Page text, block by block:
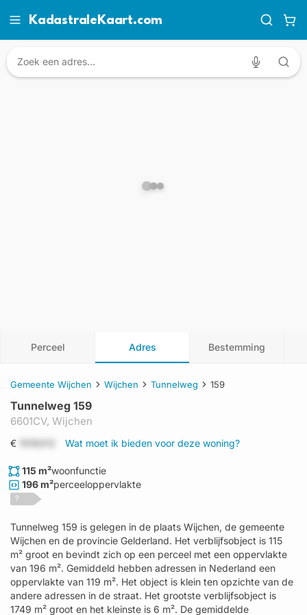
KadastraleKaart.com
Perceel Adres Bestemming
Gemeente Wijchen Wijchen Tunnelweg 159
Tunnelweg 159
6601CV, Wijchen
€ Wat moet ik bieden voor deze woning?
115 m²woonfunctie
196 m²perceeloppervlakte
?
Tunnelweg 159 is gelegen in de plaats Wijchen, de gemeente
Wijchen en de provincie Gelderland. Het verblijfsobject is 115
m² groot en bevindt zich op een perceel met een oppervlakte
van 196 m². Gemiddeld hebben adressen in Nederland een
oppervlakte van 119 m². Het object is klein ten opzichte van de
andere adressen in de straat. Het grootste verblijfsobject is
1749 m² groot en het kleinste is 6 m². De gemiddelde